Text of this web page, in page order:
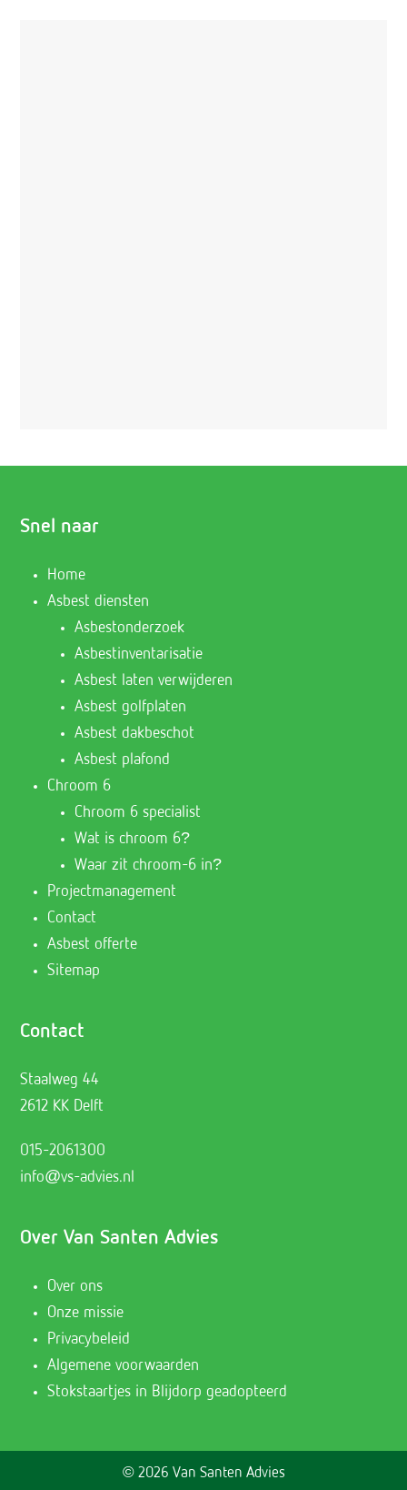
Snel naar
Home
Asbest diensten
Asbestonderzoek
Asbestinventarisatie
Asbest laten verwijderen
Asbest golfplaten
Asbest dakbeschot
Asbest plafond
Chroom 6
Chroom 6 specialist
Wat is chroom 6?
Waar zit chroom-6 in?
Projectmanagement
Contact
Asbest offerte
Sitemap
Contact
Staalweg 44
2612 KK Delft
015-2061300
info@vs-advies.nl
Over Van Santen Advies
Over ons
Onze missie
Privacybeleid
Algemene voorwaarden
Stokstaartjes in Blijdorp geadopteerd
© 2026 Van Santen Advies